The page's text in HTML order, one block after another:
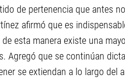
de pertenencia que antes
afirmó que es
de esta manera existe una
Agregó que se continúan
se extiendan a lo largo del